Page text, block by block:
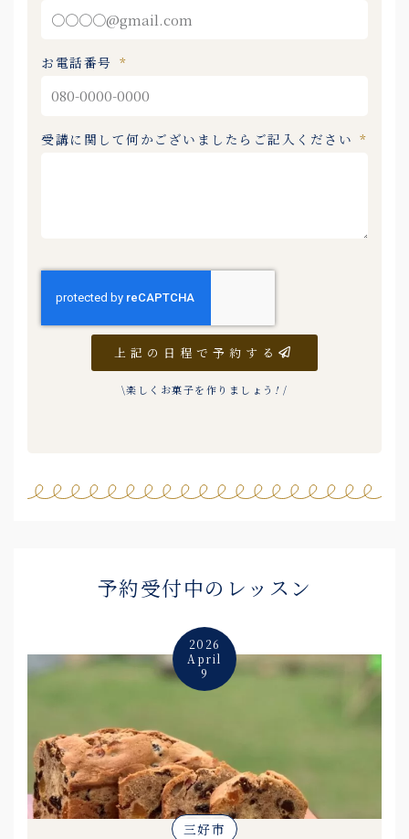
お電話番号
受講に関して何かございましたらご記入ください
上記の日程で予約する
\楽しくお菓子を作りましょう !/
予約受付中のレッスン
2026
April
9
三好市